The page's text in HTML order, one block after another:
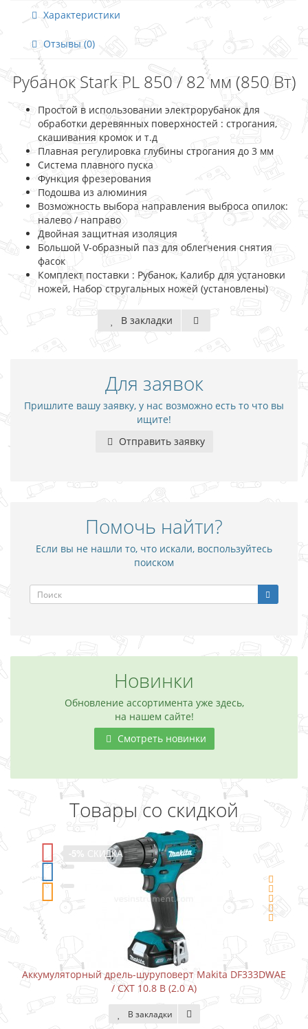
Характеристики
Отзывы (0)
Рубанок Stark PL 850 / 82 мм (850 Вт)
Простой в использовании электрорубанок для
обработки деревянных поверхностей : строгания,
скашивания кромок и т.д
Плавная регулировка глубины строгания до 3 мм
Система плавного пуска
Функция фрезерования
Подошва из алюминия
Возможность выбора направления выброса опилок:
налево / направо
Двойная защитная изоляция
Большой V-образный паз для облегчения снятия
фасок
Комплект поставки : Рубанок, Калибр для установки
ножей, Набор стругальных ножей (установлены)
В закладки
Для заявок
Пришлите вашу заявку, у нас возможно есть то что вы
ищите!
Отправить заявку
Помочь найти?
Если вы не нашли то, что искали, воспользуйтесь
поиском
Новинки
Обновление ассортимента уже здесь,
на нашем сайте!
Смотреть новинки
Товары со скидкой
СКИДКА
Аккумуляторный дрель-шуруповерт Makita DF333DWAE
/ CXT 10.8 В (2.0 А)
В закладки